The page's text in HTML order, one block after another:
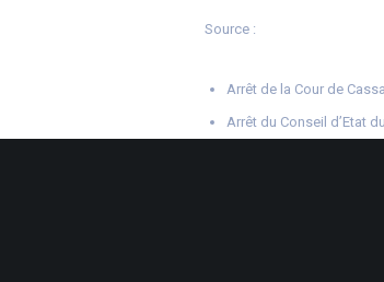
Source :
Arrêt de la Cour de
Arrêt du Conseil d’Etat